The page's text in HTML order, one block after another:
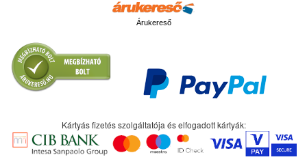
Árukereső
Kártyás fizetés szolgáltatója és elfogadott kártyák: